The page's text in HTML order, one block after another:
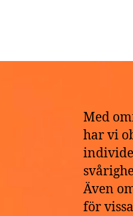
Med
har vi
Även
för